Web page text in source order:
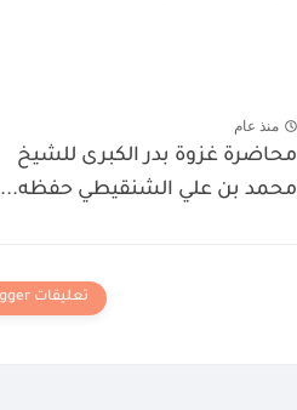
منذ عام
محاضرة غزوة بدر الكبرى للشيخ
محمد بن علي الشنقيطي حفظه...